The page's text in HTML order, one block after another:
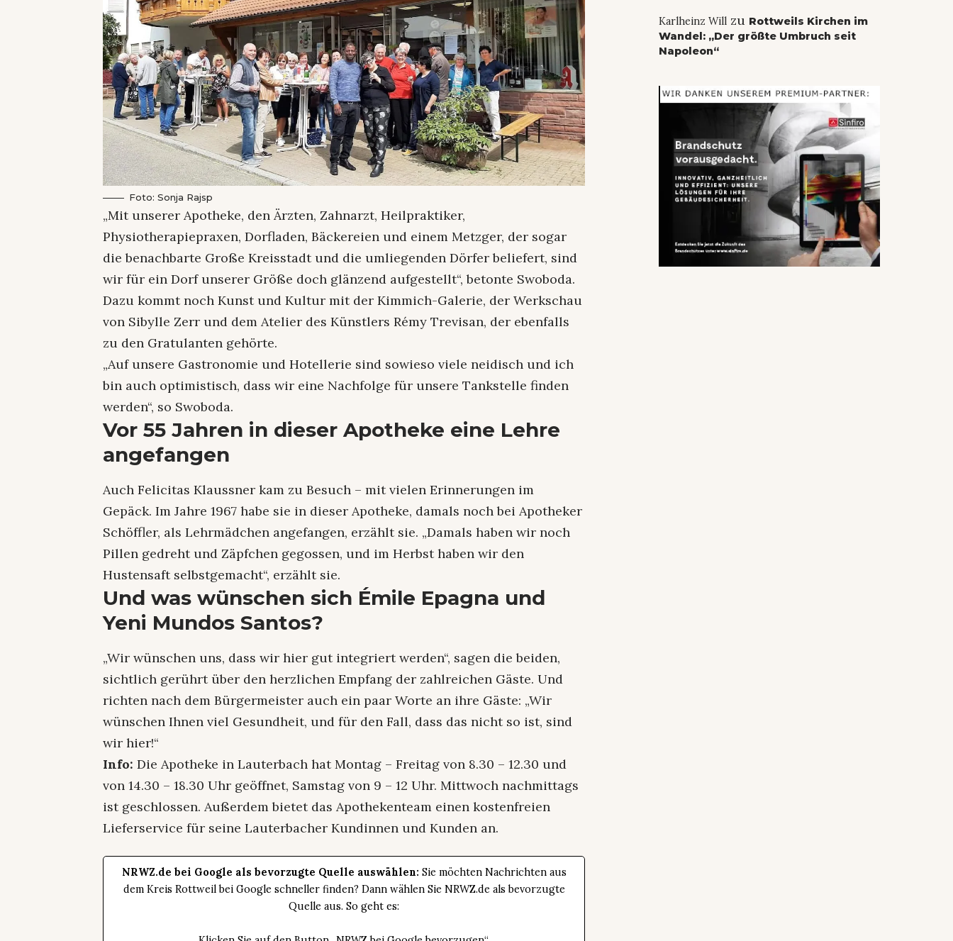
Foto: Sonja Rajsp
„Mit unserer Apotheke, den Ärzten, Zahnarzt, Heilpraktiker,
Physiotherapiepraxen, Dorfladen, Bäckereien und einem Metzger, der sogar
die benachbarte Große Kreisstadt und die umliegenden Dörfer beliefert, sind
wir für ein Dorf unserer Größe doch glänzend aufgestellt“, betonte Swoboda.
Dazu kommt noch Kunst und Kultur mit der Kimmich-Galerie, der Werkschau
von Sibylle Zerr und dem Atelier des Künstlers Rémy Trevisan, der ebenfalls
zu den Gratulanten gehörte.
„Auf unsere Gastronomie und Hotellerie sind sowieso viele neidisch und ich
bin auch optimistisch, dass wir eine Nachfolge für unsere Tankstelle finden
werden“, so Swoboda.
Vor 55 Jahren in dieser Apotheke eine Lehre
angefangen
Auch Felicitas Klaussner kam zu Besuch – mit vielen Erinnerungen im
Gepäck. Im Jahre 1967 habe sie in dieser Apotheke, damals noch bei Apotheker
Schöffler, als Lehrmädchen angefangen, erzählt sie. „Damals haben wir noch
Pillen gedreht und Zäpfchen gegossen, und im Herbst haben wir den
Hustensaft selbstgemacht“, erzählt sie.
Und was wünschen sich Émile Epagna und
Yeni Mundos Santos?
„Wir wünschen uns, dass wir hier gut integriert werden“, sagen die beiden,
sichtlich gerührt über den herzlichen Empfang der zahlreichen Gäste. Und
richten nach dem Bürgermeister auch ein paar Worte an ihre Gäste: „Wir
wünschen Ihnen viel Gesundheit, und für den Fall, dass das nicht so ist, sind
wir hier!“
Info: Die Apotheke in Lauterbach hat Montag – Freitag von 8.30 – 12.30 und
von 14.30 – 18.30 Uhr geöffnet, Samstag von 9 – 12 Uhr. Mittwoch nachmittags
ist geschlossen. Außerdem bietet das Apothekenteam einen kostenfreien
Lieferservice für seine Lauterbacher Kundinnen und Kunden an.
NRWZ.de bei Google als bevorzugte Quelle auswählen: Sie möchten Nachrichten aus
dem Kreis Rottweil bei Google schneller finden? Dann wählen Sie NRWZ.de als bevorzugte
Quelle aus. So geht es:
Karlheinz Willzu Rottweils Kirchen im
Wandel: „Der größte Umbruch seit
Napoleon“